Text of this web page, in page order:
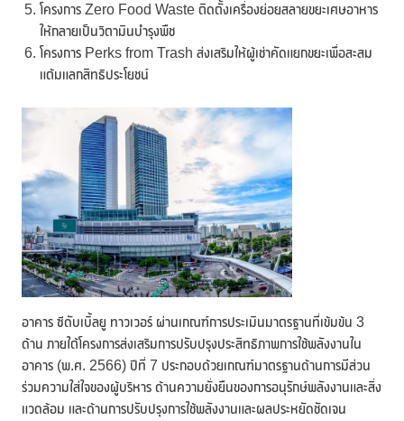
โครงการ Zero Food Waste ติดตั้งเครื่องย่อยสลายขยะเศษอาหาร
ให้กลายเป็นวิตามินบำรุงพืช
โครงการ Perks from Trash ส่งเสริมให้ผู้เช่าคัดแยกขยะเพื่อสะสม
แต้มแลกสิทธิประโยชน์
อาคาร ซีดับเบิ้ลยู ทาวเวอร์ ผ่านเกณฑ์การประเมินมาตรฐานที่เข้มข้น 3
ด้าน ภายใต้โครงการส่งเสริมการปรับปรุงประสิทธิภาพการใช้พลังงานใน
อาคาร (พ.ศ. 2566) ปีที่ 7 ประกอบด้วยเกณฑ์มาตรฐานด้านการมีส่วน
ร่วมความใส่ใจของผู้บริหาร ด้านความยั่งยืนของการอนุรักษ์พลังงานและสิ่ง
แวดล้อม และด้านการปรับปรุงการใช้พลังงานและผลประหยัดชัดเจน